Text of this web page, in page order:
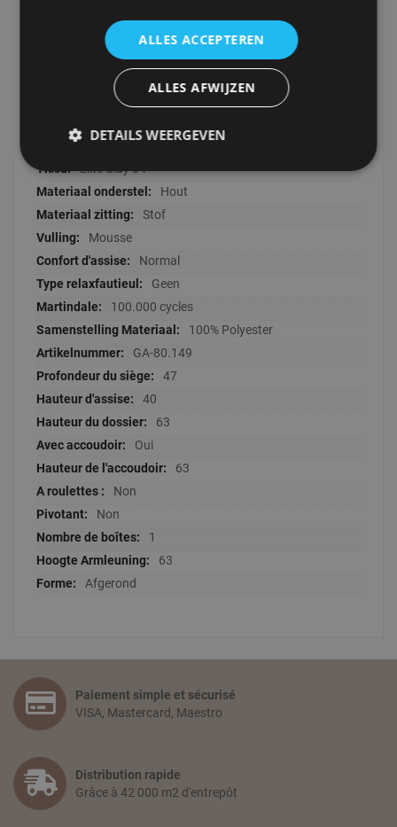
90x84x83
26700
Minimaliste
Om de stof zo lang mogelijk mooi te
houden wordt er geadviseerd om de stof te impregneren
Elite Clay 04
Hout
Stof
Mousse
Normal
Geen
100.000 cycles
100% Polyester
GA-80.149
47
40
63
Oui
63
Non
Non
1
63
Afgerond
Paiement simple et sécurisé
VISA, Mastercard, Maestro
Distribution rapide
Grâce à 42 000 m2 d'entrepôt
ALLES ACCEPTEREN
ALLES AFWIJZEN
DETAILS WEERGEVEN